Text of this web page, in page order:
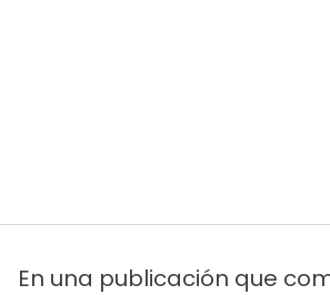
En una publicación que